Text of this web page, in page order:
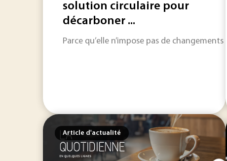
solution circulaire pour
décarboner ...
Parce qu’elle n’impose pas de
Article d'actualité